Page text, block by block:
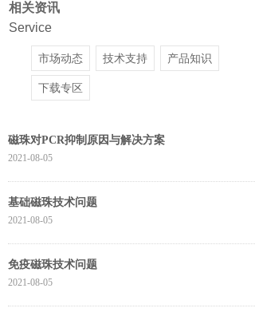
相关资讯
Service
市场动态 技术支持 产品知识
下载专区
磁珠对PCR抑制原因与解决方案
2021-08-05
基础磁珠技术问题
2021-08-05
免疫磁珠技术问题
2021-08-05